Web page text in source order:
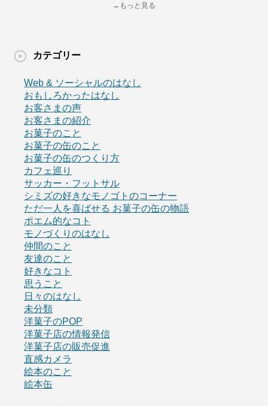
→もっと見る
カテゴリー
Web & ソーシャルのはなし
おもしろかったはなし
お客さまの声
お客さまの紹介
お菓子のこと
お菓子の缶のこと
お菓子の缶のつくり方
カフェ巡り
サッカー・フットサル
シミズの好きなモノゴトのコーナー
ただ一人を喜ばせる お菓子の缶の物語
ポエム的なコト
モノづくりのはなし
仲間のこと
友達のこと
好きなコト
思うこと
日々のはなし
未分類
洋菓子のPOP
洋菓子店の情報発信
洋菓子店の販売促進
直感カメラ
絵本のこと
絵本缶